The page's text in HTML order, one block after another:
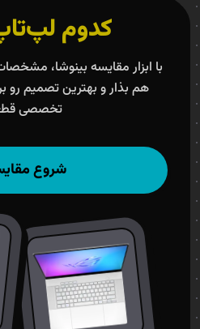
کدوم
با ابزار مقایسه بینوشا،
هم بذار و بهترین تصمیم رو
تخصصی
شروع